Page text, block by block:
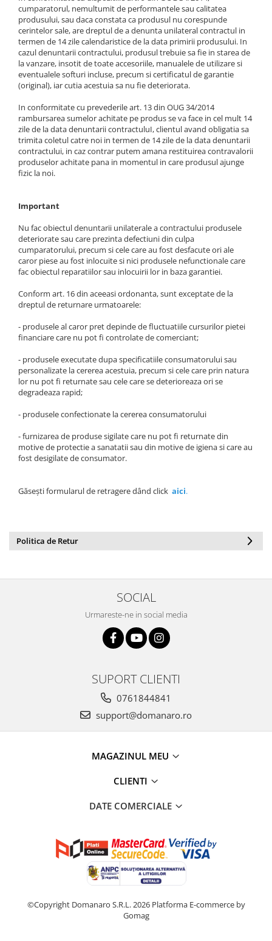
cumparatorul, nemultumit de performantele sau calitatea
produsului, sau daca constata ca produsul nu corespunde
cerintelor sale, are dreptul de a denunta unilateral contractul in
termen de 14 zile calendaristice de la data primirii produsului. In
cazul denuntarii contractului, produsul trebuie sa fie in starea de
la vanzare, insotit de toate accesoriile, manualele de utilizare si
eventualele softuri incluse, precum si certificatul de garantie
(original), iar cutia acestuia sa nu fie deteriorata.
In conformitate cu prevederile art. 13 din OUG 34/2014
rambursarea sumelor achitate pe produs se va face in cel mult 14
zile de la data denuntarii contractuluI, clientul avand obligatia sa
trimita coletul catre noi in termen de 14 zile de la data denuntarii
contractului, in caz contrar putem amana restituirea contravalorii
produselor achitate pana in momentul in care produsul ajunge
fizic la noi.
Important
Nu fac obiectul denuntarii unilaterale a contractului produsele
deteriorate sau care prezinta defectiuni din culpa
cumparatorului, precum si cele care au fost desfacute ori ale
caror piese au fost inlocuite si nici produsele nefunctionale care
fac obiectul reparatiilor sau inlocuirii lor in baza garantiei.
Conform art. 16 din aceeasi ordonanta, sunt exceptate de la
dreptul de returnare urmatoarele:
- produsele al caror pret depinde de fluctuatiile cursurilor pietei
financiare care nu pot fi controlate de comerciant;
- produsele executate dupa specificatiile consumatorului sau
personalizate la cererea acestuia, precum si cele care prin natura
lor nu pot fi returnate sau cele care se deterioreaza ori se
degradeaza rapid;
- produsele confectionate la cererea consumatorului
- furnizarea de produse sigilate care nu pot fi returnate din
motive de protectie a sanatatii sau din motive de igiena si care au
fost desigilate de consumator.
Găsești formularul de retragere dând click aici.
Politica de Retur
SOCIAL
Urmareste-ne in social media
SUPORT CLIENTI
0761844841
support@domanaro.ro
MAGAZINUL MEU
CLIENTI
DATE COMERCIALE
©Copyright Domanaro S.R.L. 2026 Platforma E-commerce by
Gomag